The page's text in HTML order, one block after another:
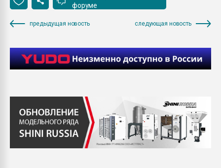
форуме
предыдущая новость следующая новость